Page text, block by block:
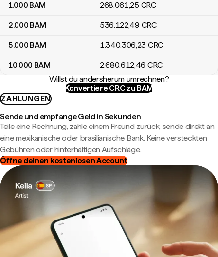
1.000 BAM 268.061,25 CRC
2.000 BAM 536.122,49 CRC
5.000 BAM 1.340.306,23 CRC
10.000 BAM 2.680.612,46 CRC
Willst du andersherum umrechnen?
Konvertiere CRC zu BAM
ZAHLUNGEN
Sende und empfange Geld in Sekunden
Teile eine Rechnung, zahle einem Freund zurück, sende direkt an
eine mexikanische oder brasilianische Bank. Keine versteckten
Gebühren oder hinterhältigen Aufschläge.
Öffne deinen kostenlosen Account